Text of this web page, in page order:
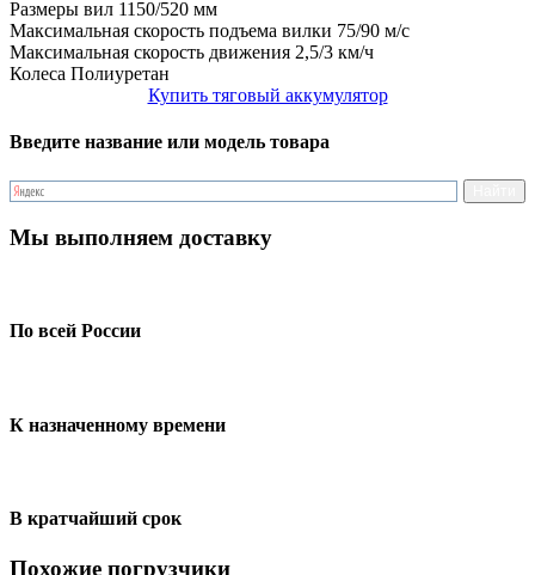
Размеры вил 1150/520 мм
Максимальная скорость подъема вилки 75/90 м/с
Максимальная скорость движения 2,5/3 км/ч
Колеса Полиуретан
Купить тяговый аккумулятор
Введите название или модель товара
Мы выполняем доставку
По всей России
К назначенному времени
В кратчайший срок
Похожие погрузчики